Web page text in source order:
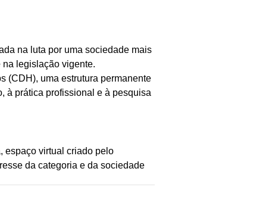
na luta por uma sociedade mais
legislação vigente.
(CDH), uma estrutura permanente
à prática profissional e à pesquisa
espaço virtual criado pelo
da categoria e da sociedade